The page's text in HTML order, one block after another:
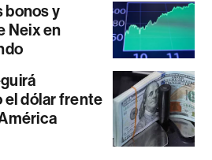
bonos y
Neix en
el dólar frente